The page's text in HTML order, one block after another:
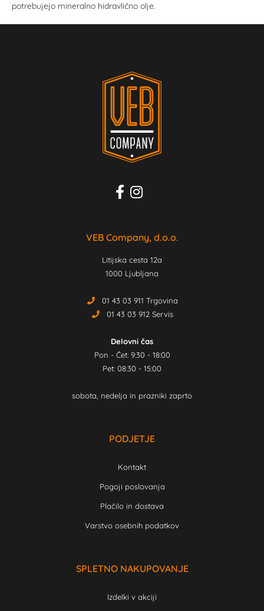
potrebujejo mineralno hidravlično olje.
VEB Company, d.o.o.
Litijska cesta 12a
1000 Ljubljana
01 43 03 911 Trgovina
01 43 03 912 Servis
Delovni čas
Pon - Čet: 9:30 - 18:00
Pet: 08:30 - 15:00
sobota, nedelja in prazniki zaprto
PODJETJE
Kontakt
Pogoji poslovanja
Plačilo in dostava
Varstvo osebnih podatkov
SPLETNO NAKUPOVANJE
Izdelki v akciji